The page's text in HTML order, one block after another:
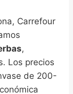
Carrefour
,
Los precios
de 200-